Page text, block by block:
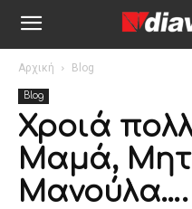
Αρχική Blog
Blog
Χροιά
Μαμά,
Μανούλα….